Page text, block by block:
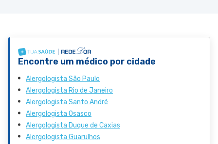
Encontre um médico por cidade
Alergologista São Paulo
Alergologista Rio de Janeiro
Alergologista Santo André
Alergologista Osasco
Alergologista Duque de Caxias
Alergologista Guarulhos